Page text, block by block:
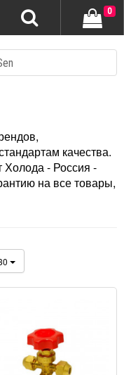
0
качества.
Холода - Россия -
на все товары,